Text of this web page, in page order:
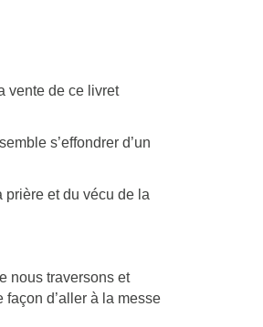
vente de ce livret
s’effondrer d’un
prière et du vécu de la
nous traversons et
d’aller à la messe